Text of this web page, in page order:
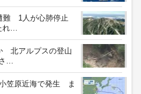
難 1人が心肺停止
れ…
北アルプスの登山
…
小笠原近海で発生 ま